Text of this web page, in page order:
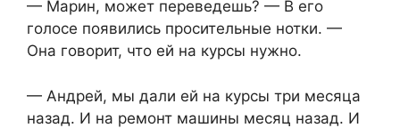
— Марин, может переведешь? — В его
голосе появились просительные нотки. —
Она говорит, что ей на курсы нужно.
— Андрей, мы дали ей на курсы три месяца
назад. И на ремонт машины месяц назад. И